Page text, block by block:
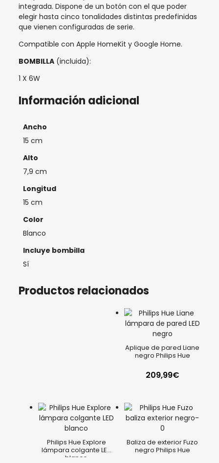
cantidad
integrada. Dispone de un botón con el que poder
elegir hasta cinco tonalidades distintas predefinidas
que vienen configuradas de serie.
Compatible con Apple HomeKit y Google Home.
BOMBILLA (incluida):
1 X 6W
Información adicional
Ancho
15 cm
Alto
7,9 cm
Longitud
15 cm
Color
Blanco
Incluye bombilla
Sí
Productos relacionados
Aplique de pared Liane
negro Philips Hue
209,99€
Philips Hue Explore
lámpara colgante LED
blanco
Baliza de exterior Fuzo
negro Philips Hue